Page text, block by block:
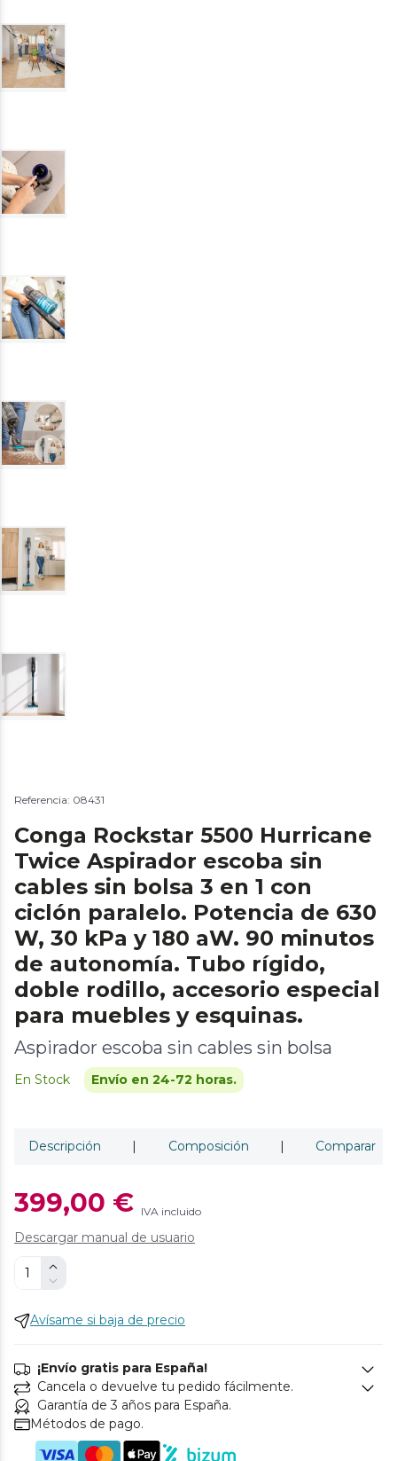
Referencia: 08431
Conga Rockstar 5500 Hurricane
Twice Aspirador escoba sin
cables sin bolsa 3 en 1 con
ciclón paralelo. Potencia de 630
W, 30 kPa y 180 aW. 90 minutos
de autonomía. Tubo rígido,
doble rodillo, accesorio especial
para muebles y esquinas.
Aspirador escoba sin cables sin bolsa
En Stock Envío en 24-72 horas.
Descripción | Composición | Comparar
399,00 € IVA incluido
Descargar manual de usuario
Avísame si baja de precio
¡Envío gratis para España!
Cancela o devuelve tu pedido fácilmente.
Garantía de 3 años para España.
Métodos de pago.